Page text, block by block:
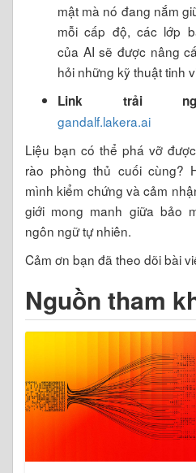
mật mà nó đang nắm
mỗi cấp độ, các lớp
của AI sẽ được nâng
hỏi những kỹ thuật tinh
Link trải
gandalf.lakera.ai
Liệu bạn có thể phá vỡ
rào phòng thủ cuối cùng?
mình kiểm chứng và cảm
giới mong manh giữa bảo
ngôn ngữ tự nhiên.
Cảm ơn bạn đã theo dõi bài
Nguồn tham